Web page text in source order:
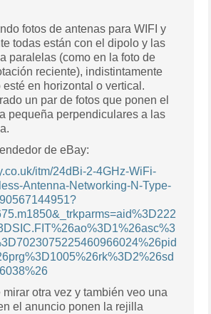
fotos de antenas para WIFI y
todas están con el dipolo y las
paralelas (como en la foto de
reciente), indistintamente
en horizontal o vertical.
un par de fotos que ponen el
pequeña perpendiculares a las
de eBay:
itm/24dBi-2-4GHz-WiFi-
Antenna-Networking-N-Type-
mirar otra vez y también veo una
el anuncio ponen la rejilla